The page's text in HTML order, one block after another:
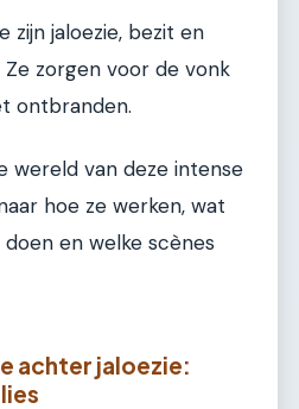
zijn jaloezie, bezit en
zorgen voor de vonk
ontbranden.
wereld van deze intense
hoe ze werken, wat
en welke scènes
achter jaloezie: